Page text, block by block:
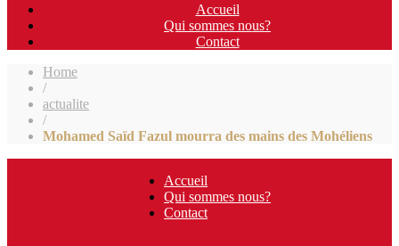
Accueil
Qui sommes nous?
Contact
Home
/
actualite
/
Mohamed Saïd Fazul mourra des mains des Mohéliens
Accueil
Qui sommes nous?
Contact